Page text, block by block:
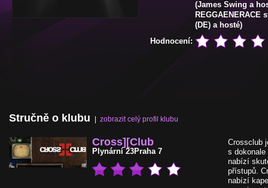
(James Swing a
REGGAENERACE
(DE) a hosté)
Hodnocení:
Stručně o klubu zobrazit celý profil klubu
Cross][Club
Plynární 23Praha 7
Crossclub
s dokonale
nabízí
přístupů.
nabízí